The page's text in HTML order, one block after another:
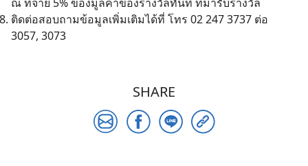
ติดต่อสอบถามข้อมูลเพิ่มเติมได้ที่ โทร 02 247 3737 ต่อ
3057, 3073
SHARE